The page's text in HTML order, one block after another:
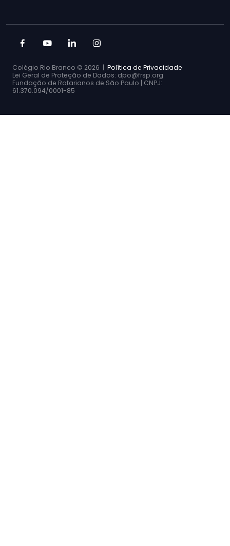
Colégio Rio Branco © 2026 | Política de Privacidade
Lei Geral de Proteção de Dados: dpo@frsp.org
Fundação de Rotarianos de São Paulo | CNPJ:
61.370.094/0001-85